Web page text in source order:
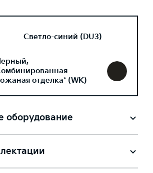
Светло-синий (DU3)
отделка* (WK)
оборудование